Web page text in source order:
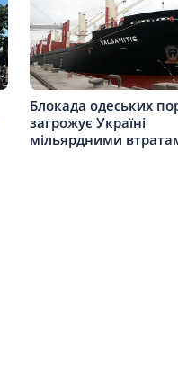
Блокада одеських
загрожує Україні
мільярдними